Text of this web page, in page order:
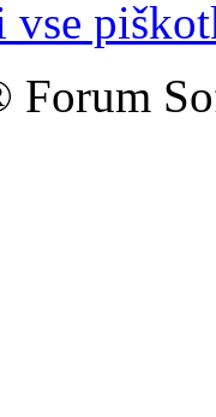
vse
Forum